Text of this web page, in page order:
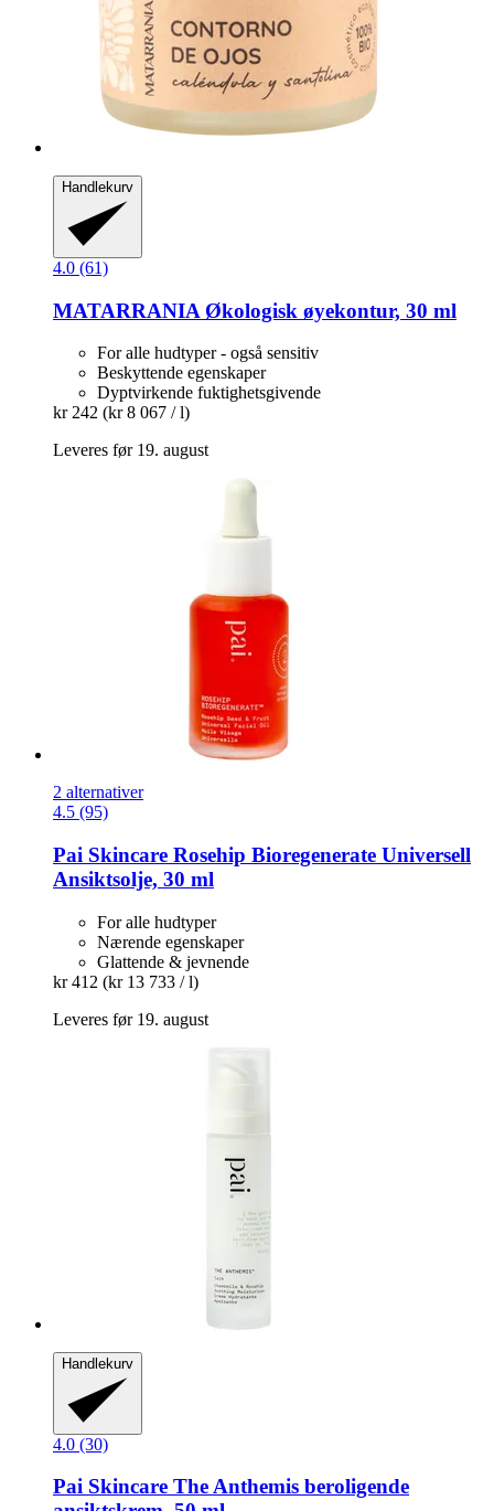
Handlekurv
4.0 (61)
MATARRANIA Økologisk øyekontur, 30 ml
For alle hudtyper - også sensitiv
Beskyttende egenskaper
Dyptvirkende fuktighetsgivende
kr 242 (kr 8 067 / l)
Leveres før 19. august
2 alternativer
4.5 (95)
Pai Skincare Rosehip Bioregenerate Universell
Ansiktsolje, 30 ml
For alle hudtyper
Nærende egenskaper
Glattende & jevnende
kr 412 (kr 13 733 / l)
Leveres før 19. august
Handlekurv
4.0 (30)
Pai Skincare The Anthemis beroligende